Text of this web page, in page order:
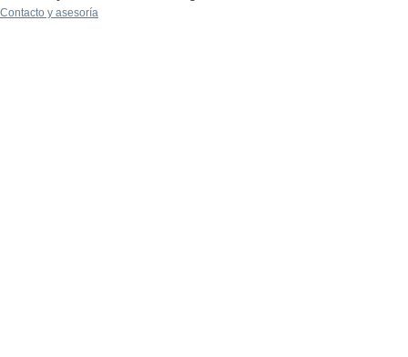
Contacto y asesoría